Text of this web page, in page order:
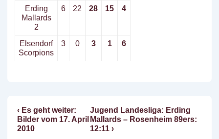
Erding
Mallards
2
6 22 28 15 4
Elsendorf
Scorpions
3 0 3 1 6
Beitragsnavigation
Vorheriger
Beitrag
ist
‹ Es geht weiter:
Bilder vom 17. April
2010
Nächster
Beitrag
ist
Jugend Landesliga: Erding
Mallards – Rosenheim 89ers:
12:11 ›